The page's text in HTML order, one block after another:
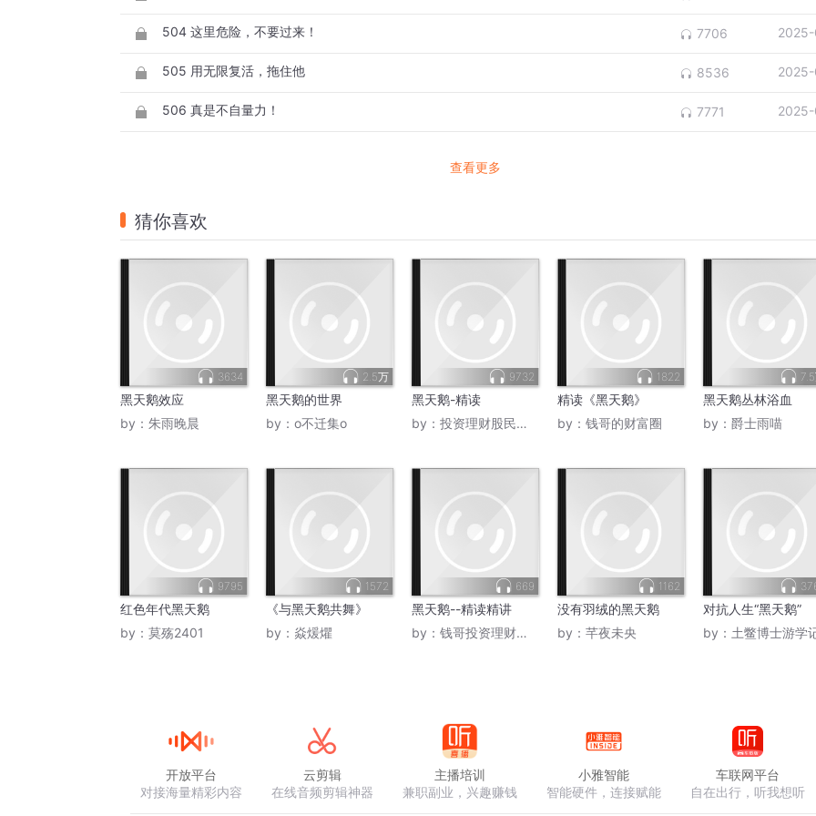
504 这里危险，不要过来！ 7706
505 用无限复活，拖住他 8536
506 真是不自量力！ 7771
查看更多
猜你喜欢
3634
黑天鹅效应
by： 朱雨晚晨
2.5万
黑天鹅的世界
by： o不迁集o
9732
黑天鹅-精读
by： 投资理财股民读书圈
1822
精读《黑天鹅》
by： 钱哥的财富圈
黑天鹅丛林浴血
by： 爵士雨喵
9795
红色年代黑天鹅
by： 莫殇2401
1572
《与黑天鹅共舞》
by： 焱煖爠
669
黑天鹅--精读精讲
by： 钱哥投资理财读书圈
1162
没有羽绒的黑天鹅
by： 芊夜未央
对抗人生“黑天鹅”
by： 土鳖博士游学
开放平台
对接海量精彩内容
云剪辑
在线音频剪辑神器
主播培训
兼职副业，兴趣赚钱
小雅智能
智能硬件，连接赋能
车联网平台
自在出行，听我想听